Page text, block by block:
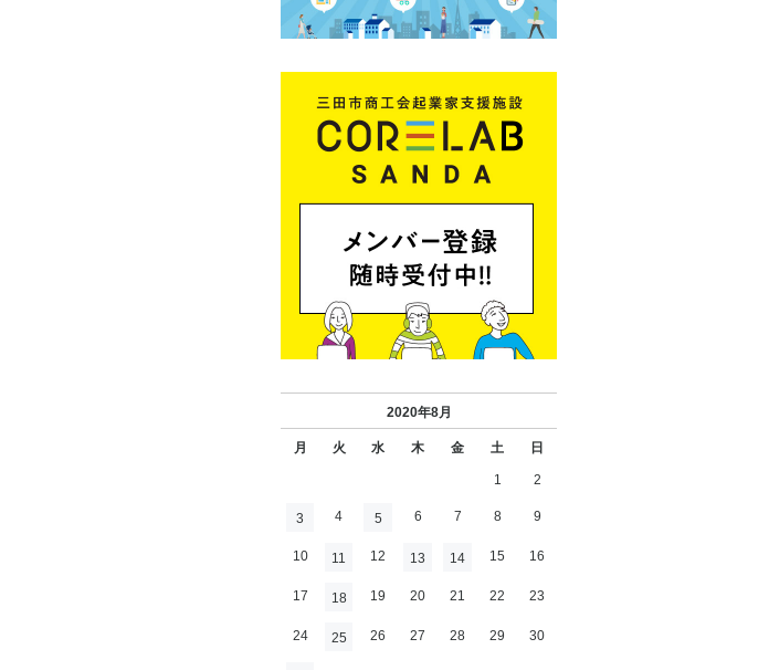
2020年8月
月 火 水 木 金 土 日
1 2
3 4 5 6 7 8 9
10 11 12 13 14 15 16
17 18 19 20 21 22 23
24 25 26 27 28 29 30